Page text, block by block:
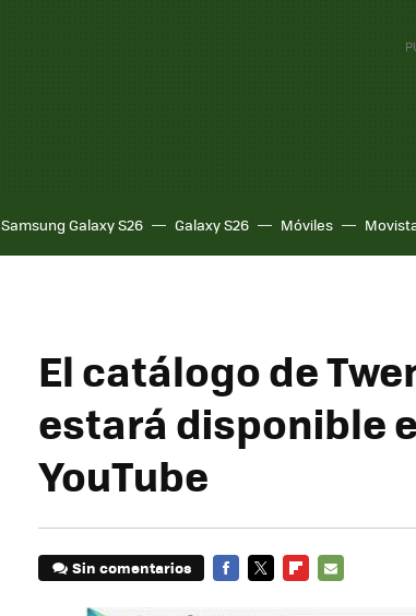
Samsung Galaxy S26 Galaxy S26 Móviles
El catálogo de
estará disponible
YouTube
Sin comentarios